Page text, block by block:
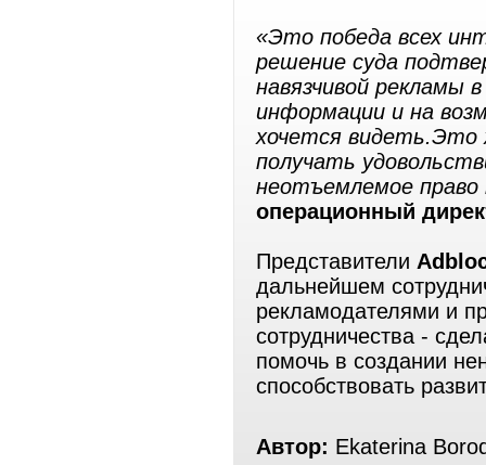
«Это победа всех
решение суда
навязчивой рекламы
информации и на
хочется видеть.Это
получать
неотъемлемое право
операционный
Представители
дальнейшем
рекламодателями и
сотрудничества -
помочь в создании
способствовать
Автор: Ekaterina